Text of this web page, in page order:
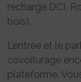
recharge DC),
bois).
L’entrée et le
covoiturage
plateforme.